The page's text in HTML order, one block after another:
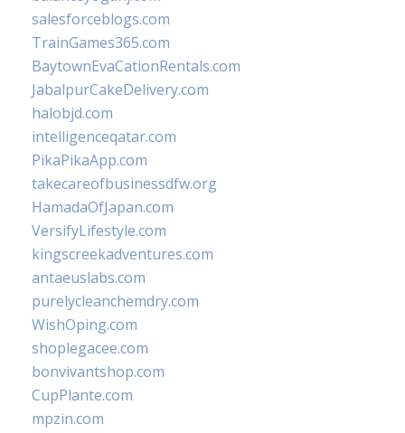
salesforceblogs.com
TrainGames365.com
BaytownEvaCationRentals.com
JabalpurCakeDelivery.com
halobjd.com
intelligenceqatar.com
PikaPikaApp.com
takecareofbusinessdfw.org
HamadaOfJapan.com
VersifyLifestyle.com
kingscreekadventures.com
antaeuslabs.com
purelycleanchemdry.com
WishOping.com
shoplegacee.com
bonvivantshop.com
CupPlante.com
mpzin.com